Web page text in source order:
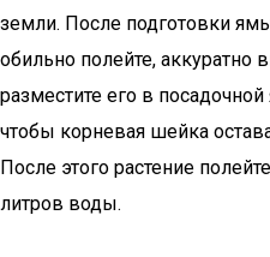
земли. После подготовки
обильно полейте, аккуратно
разместите его в
чтобы корневая шейка
После этого растение
литров воды.